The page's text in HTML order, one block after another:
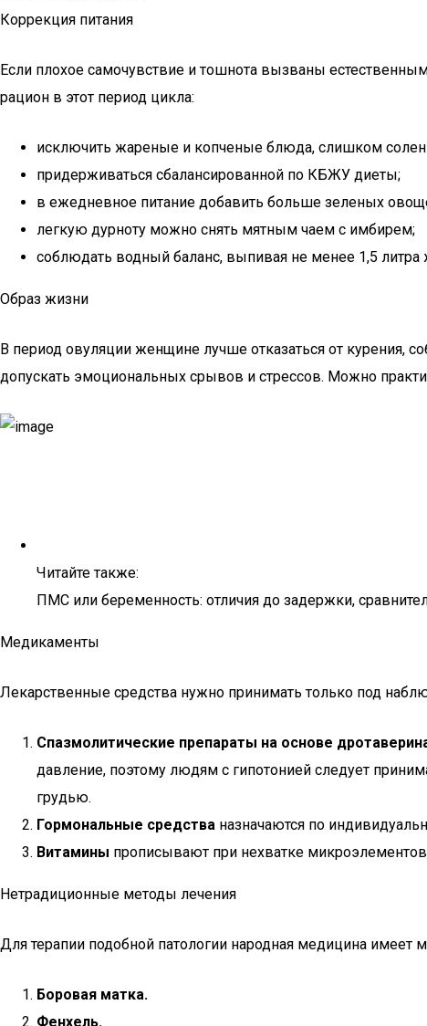
Коррекция питания
Если плохое самочувствие и тошнота вызваны
рацион в этот период цикла:
исключить жареные и копченые блюда, слишком
придерживаться сбалансированной по КБЖУ диеты;
в ежедневное питание добавить больше зеленых
легкую дурноту можно снять мятным чаем с имбирем;
соблюдать водный баланс, выпивая не менее 1,5 литра
Образ жизни
В период овуляции женщине лучше отказаться от курения,
допускать эмоциональных срывов и стрессов. Можно
Читайте также:
ПМС или беременность: отличия до задержки,
Медикаменты
Лекарственные средства нужно принимать только под
Спазмолитические препараты на основе
давление, поэтому людям с гипотонией следует
грудью.
Гормональные средства назначаются по
Витамины прописывают при нехватке
Нетрадиционные методы лечения
Для терапии подобной патологии народная медицина
Боровая матка.
Фенхель.